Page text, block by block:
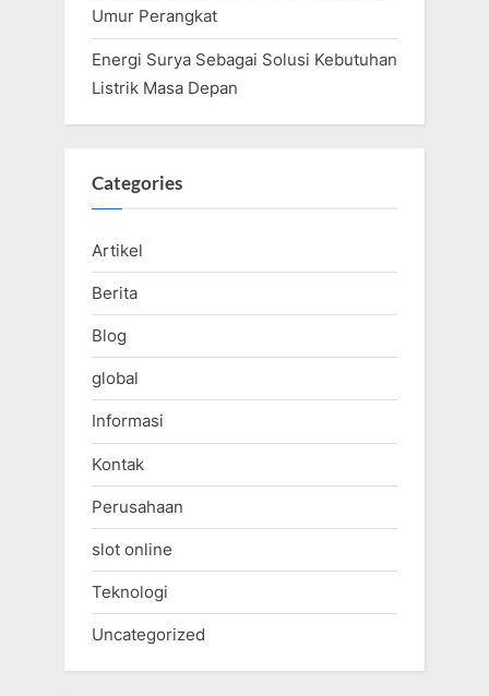
Umur Perangkat
Energi Surya Sebagai Solusi Kebutuhan
Listrik Masa Depan
Categories
Artikel
Berita
Blog
global
Informasi
Kontak
Perusahaan
slot online
Teknologi
Uncategorized